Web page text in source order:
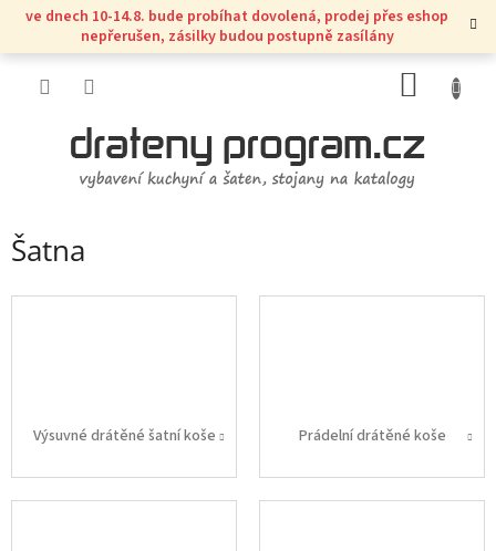
Přejít
obsah
ve dnech 10-14.8. bude probíhat dovolená, prodej přes eshop
nepřerušen, zásilky budou postupně zasílány
KOŠÍK
Šatna
Výsuvné drátěné šatní koše Prádelní drátěné koše